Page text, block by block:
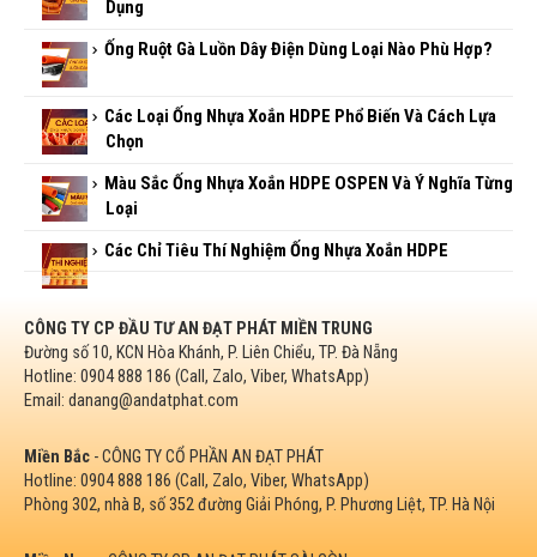
Ống nhựa xoắn HDPE 160/125
Dây Luồn Ống Ruột Gà Là Gì? Công Dụng Và Cách Sử
Dụng
Ống Ruột Gà Luồn Dây Điện Dùng Loại Nào Phù Hợp?
Các Loại Ống Nhựa Xoắn HDPE Phổ Biến Và Cách Lựa
Màu Sắc Ống Nhựa Xoắn HDPE OSPEN Và Ý Nghĩa Từng
Loại
Các Chỉ Tiêu Thí Nghiệm Ống Nhựa Xoắn HDPE
CÔNG TY CP ĐẦU TƯ AN ĐẠT PHÁT MIỀN TRUNG
Đường số 10, KCN Hòa Khánh, P. Liên Chiểu, TP. Đà Nẵng
Hotline: 0904 888 186 (Call, Zalo, Viber, WhatsApp)